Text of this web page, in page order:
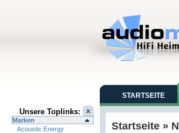
Unsere Toplinks:
Marken
Acoustic Energy
STARTSEITE
Startseite »